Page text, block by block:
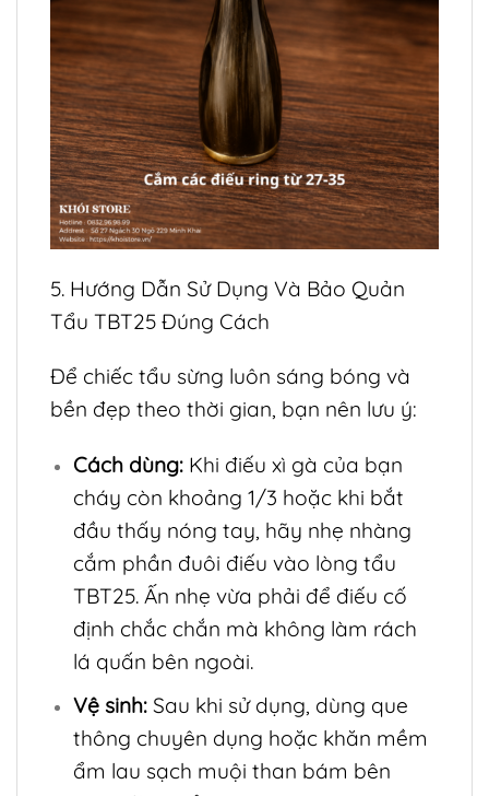
5. Hướng Dẫn Sử Dụng Và Bảo Quản
Tẩu TBT25 Đúng Cách
Để chiếc tẩu sừng luôn sáng bóng và
bền đẹp theo thời gian, bạn nên lưu ý:
Cách dùng:Khi điếu xì gà của bạn
cháy còn khoảng 1/3 hoặc khi bắt
đầu thấy nóng tay, hãy nhẹ nhàng
cắm phần đuôi điếu vào lòng tẩu
TBT25. Ấn nhẹ vừa phải để điếu cố
định chắc chắn mà không làm rách
lá quấn bên ngoài.
Vệ sinh:Sau khi sử dụng, dùng que
thông chuyên dụng hoặc khăn mềm
ẩm lau sạch muội than bám bên